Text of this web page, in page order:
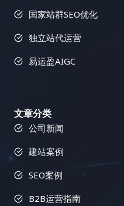
国家站群SEO优化
独立站代运营
易运盈AIGC
文章分类
公司新闻
建站案例
SEO案例
B2B运营指南